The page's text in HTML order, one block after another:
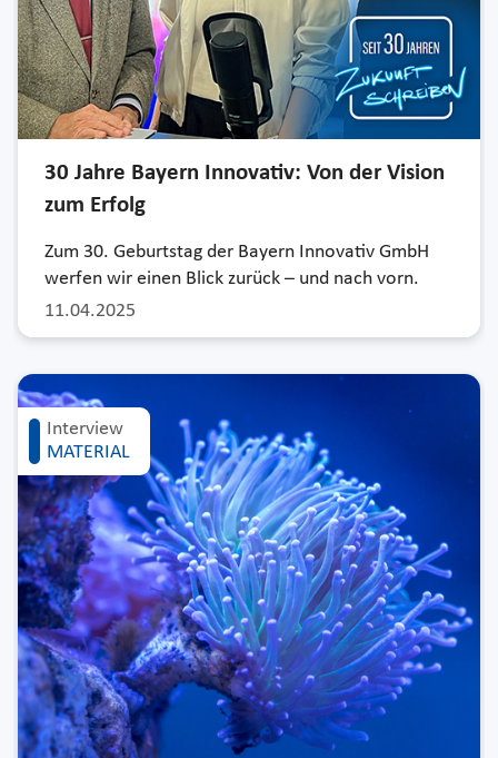
11.04.2025
30 Jahre Bayern Innovativ: Von der Vision
zum Erfolg
Zum 30. Geburtstag der Bayern Innovativ GmbH
werfen wir einen Blick zurück – und nach vorn.
Interview
MATERIAL